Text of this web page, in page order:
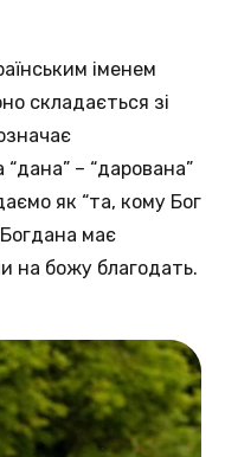
іменем
складається зі
– “дарована”
як “та, кому Бог
Богдана має
на божу благодать.